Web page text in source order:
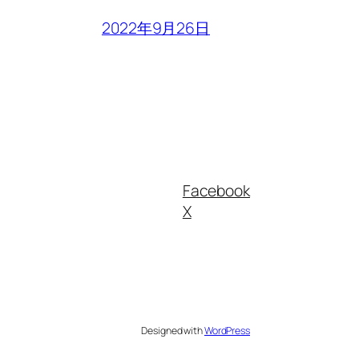
2022年9月26日
Facebook
X
Designed withWordPress